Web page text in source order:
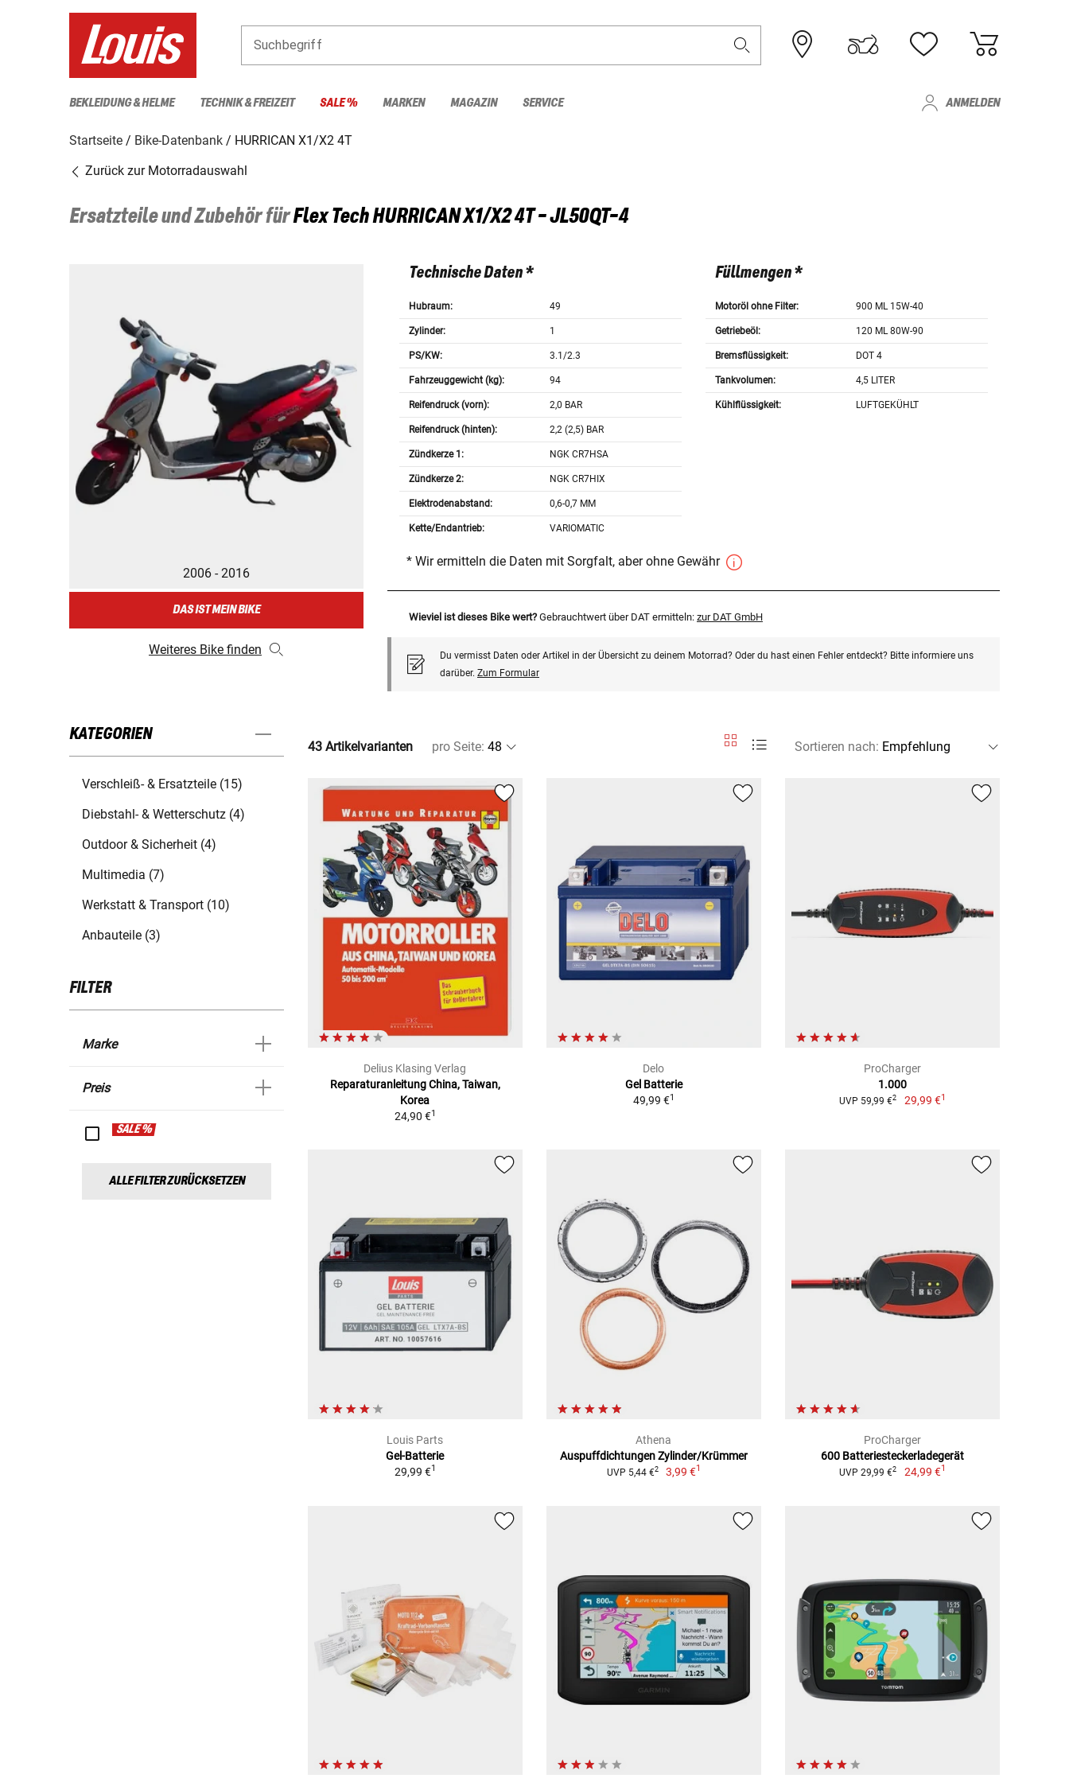
Suchbegriff
BEKLEIDUNG & HELME TECHNIK & FREIZEIT SALE % MARKEN MAGAZIN SERVICE ANMELDEN
Startseite Bike-Datenbank
HURRICAN X1/X2 4T
Zurück zur Motorradauswahl
Ersatzteile und Zubehör fürFlex TechHURRICAN X1/X2 4T - JL50QT-4
2006 - 2016
DAS IST MEIN BIKE
Weiteres Bike finden
Technische Daten *
Hubraum: 49
Zylinder: 1
PS/KW: 3.1/2.3
Fahrzeuggewicht (kg): 94
Reifendruck (vorn): 2,0 BAR
Reifendruck (hinten): 2,2 (2,5) BAR
Zündkerze 1: NGK CR7HSA
Zündkerze 2: NGK CR7HIX
Elektrodenabstand: 0,6-0,7 MM
Kette/Endantrieb: VARIOMATIC
Füllmengen *
Motoröl ohne Filter: 900 ML 15W-40
Getriebeöl: 120 ML 80W-90
Bremsflüssigkeit: DOT 4
Tankvolumen: 4,5 LITER
Kühlflüssigkeit: LUFTGEKÜHLT
* Wir ermitteln die Daten mit Sorgfalt, aber ohne Gewähr
Wieviel ist dieses Bike wert? Gebrauchtwert über DAT ermitteln: zur DAT GmbH
Du vermisst Daten oder Artikel in der Übersicht zu deinem Motorrad? Oder du hast einen Fehler entdeckt? Bitte informiere uns
darüber. Zum Formular
KATEGORIEN
Verschleiß- & Ersatzteile (15)
Diebstahl- & Wetterschutz (4)
Outdoor & Sicherheit (4)
Multimedia (7)
Werkstatt & Transport (10)
Anbauteile (3)
FILTER
Marke
Preis
SALE %
ALLE FILTER ZURÜCKSETZEN
43 Artikelvarianten pro Seite: Sortieren nach:
Delius Klasing Verlag
Reparaturanleitung China, Taiwan,
Korea
24,90 €1
Delo
Gel Batterie
49,99 €1
ProCharger
1.000
UVP 59,99 €2 29,99 €1
Louis Parts
Gel-Batterie
29,99 €1
Athena
Auspuffdichtungen Zylinder/Krümmer
UVP 5,44 €2 3,99 €1
ProCharger
600 Batteriesteckerladegerät
UVP 29,99 €2 24,99 €1